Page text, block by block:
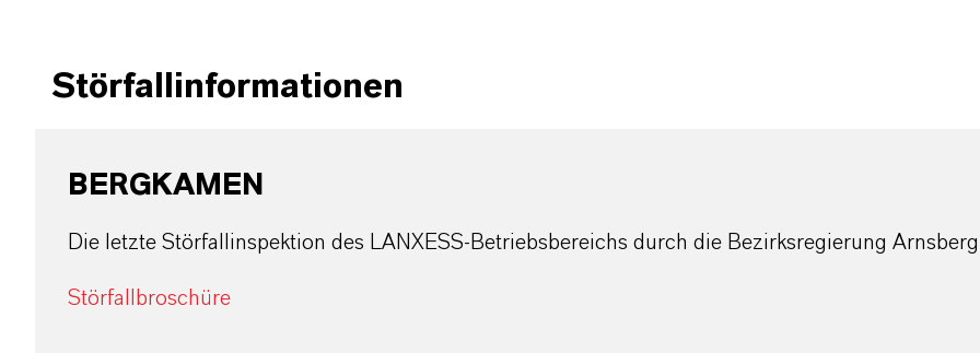
Störfallinformationen
BERGKAMEN
Die letzte Störfallinspektion des LANXESS-Betriebsbereichs durch die Bezirksregierung
Störfallbroschüre